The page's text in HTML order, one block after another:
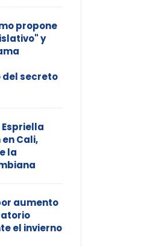
propone
y
secreto
Cali,
la
aumento
el invierno